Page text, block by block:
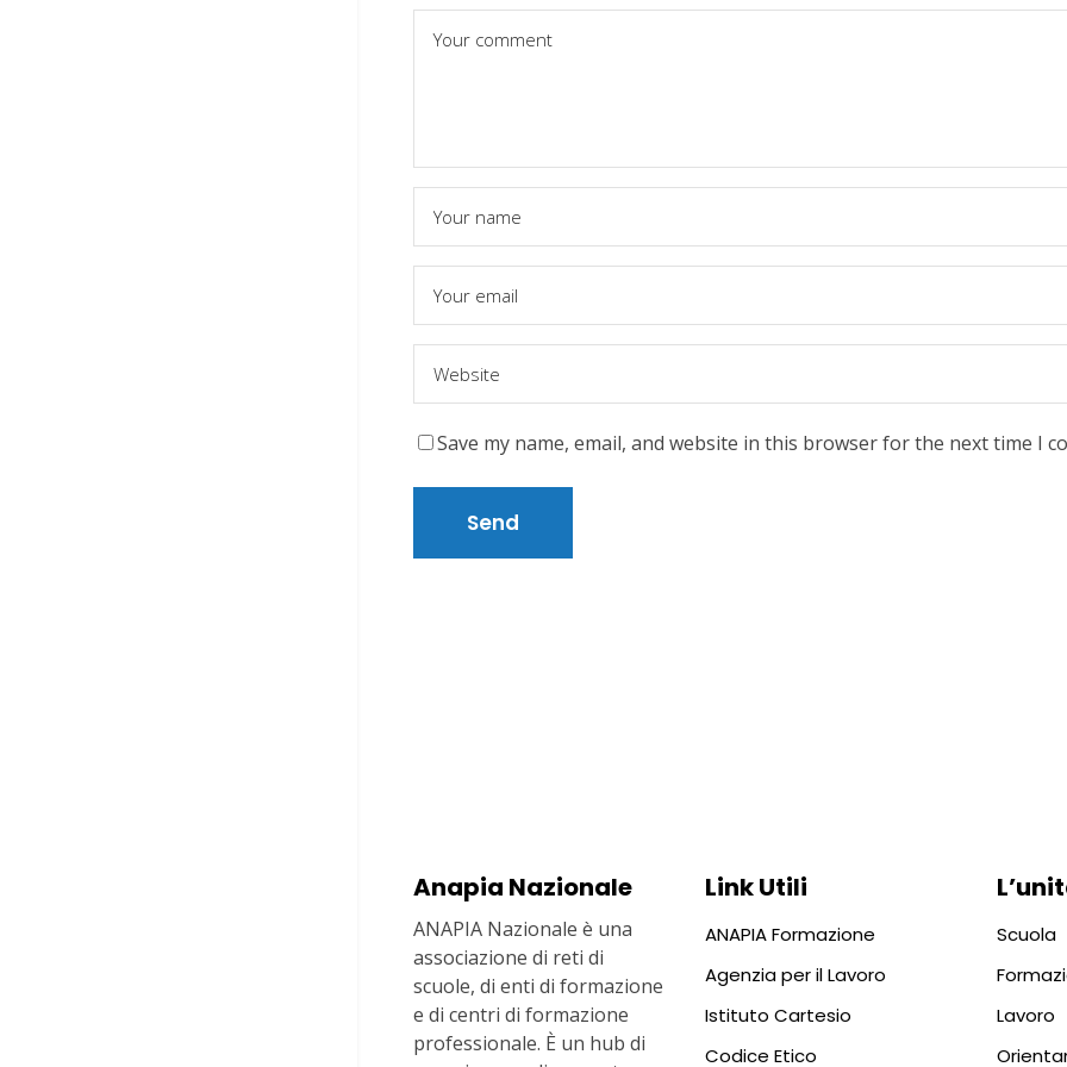
Save my name, email, and website in this browser for the next time I
Anapia Nazionale
ANAPIA Nazionale è una
associazione di reti di
scuole, di enti di formazione
e di centri di formazione
professionale. È un hub di
Link Utili
ANAPIA Formazione
Agenzia per il Lavoro
Istituto Cartesio
Codice Etico
Scuola
Lavoro